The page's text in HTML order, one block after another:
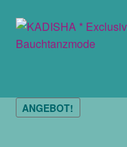
Zur
Navigation
Zum
Inhalt
ANGEBOT!